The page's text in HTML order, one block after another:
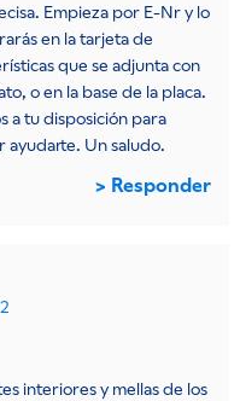
Empieza por E-Nr y lo
en la tarjeta de
que se adjunta con
o en la base de la placa.
a tu disposición para
ayudarte. Un saludo.
Responder
interiores y mellas de los